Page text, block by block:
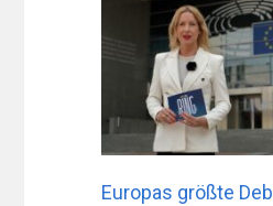
Europas größte